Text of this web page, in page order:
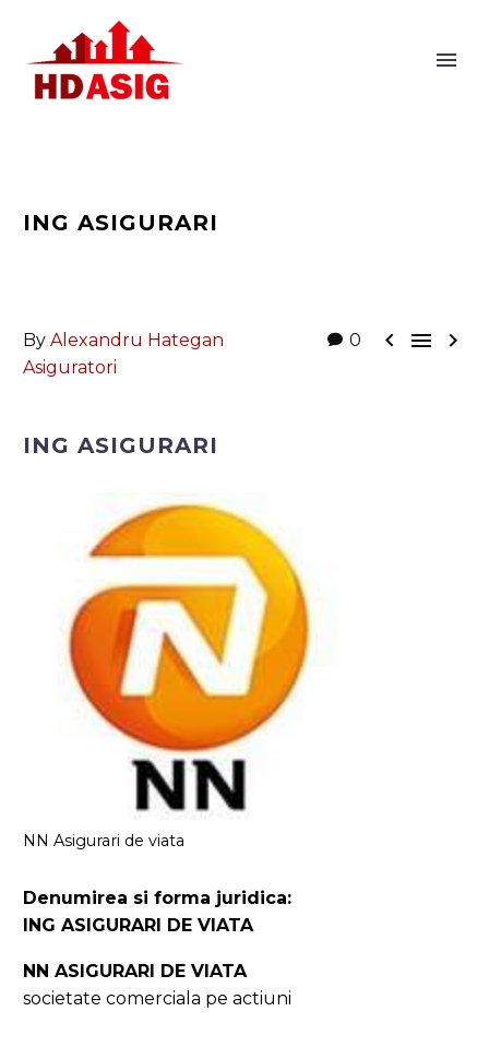
ING ASIGURARI
0   
By Alexandru Hategan
Asiguratori
ING ASIGURARI
NN Asigurari de viata
Denumirea si forma juridica:
ING ASIGURARI DE VIATA
NN ASIGURARI DE VIATA
societate comerciala pe actiuni